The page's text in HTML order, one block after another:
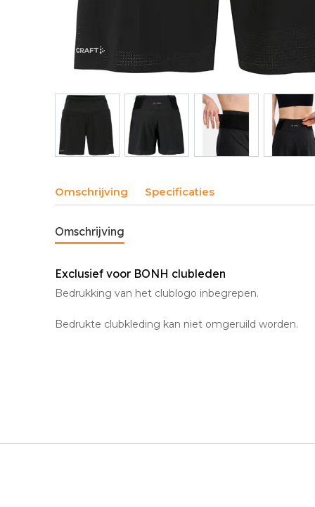
Omschrijving Specificaties
Omschrijving
Exclusief voor BONH clubleden
Bedrukking van het clublogo inbegrepen.
Bedrukte clubkleding kan niet omgeruild worden.